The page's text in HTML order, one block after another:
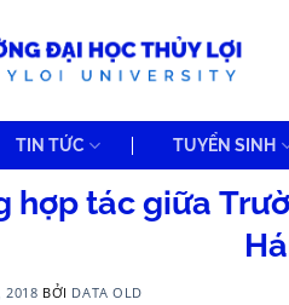
TIN TỨC TUYỂN SINH
hợp tác giữa
2018 BỞI DATA OLD